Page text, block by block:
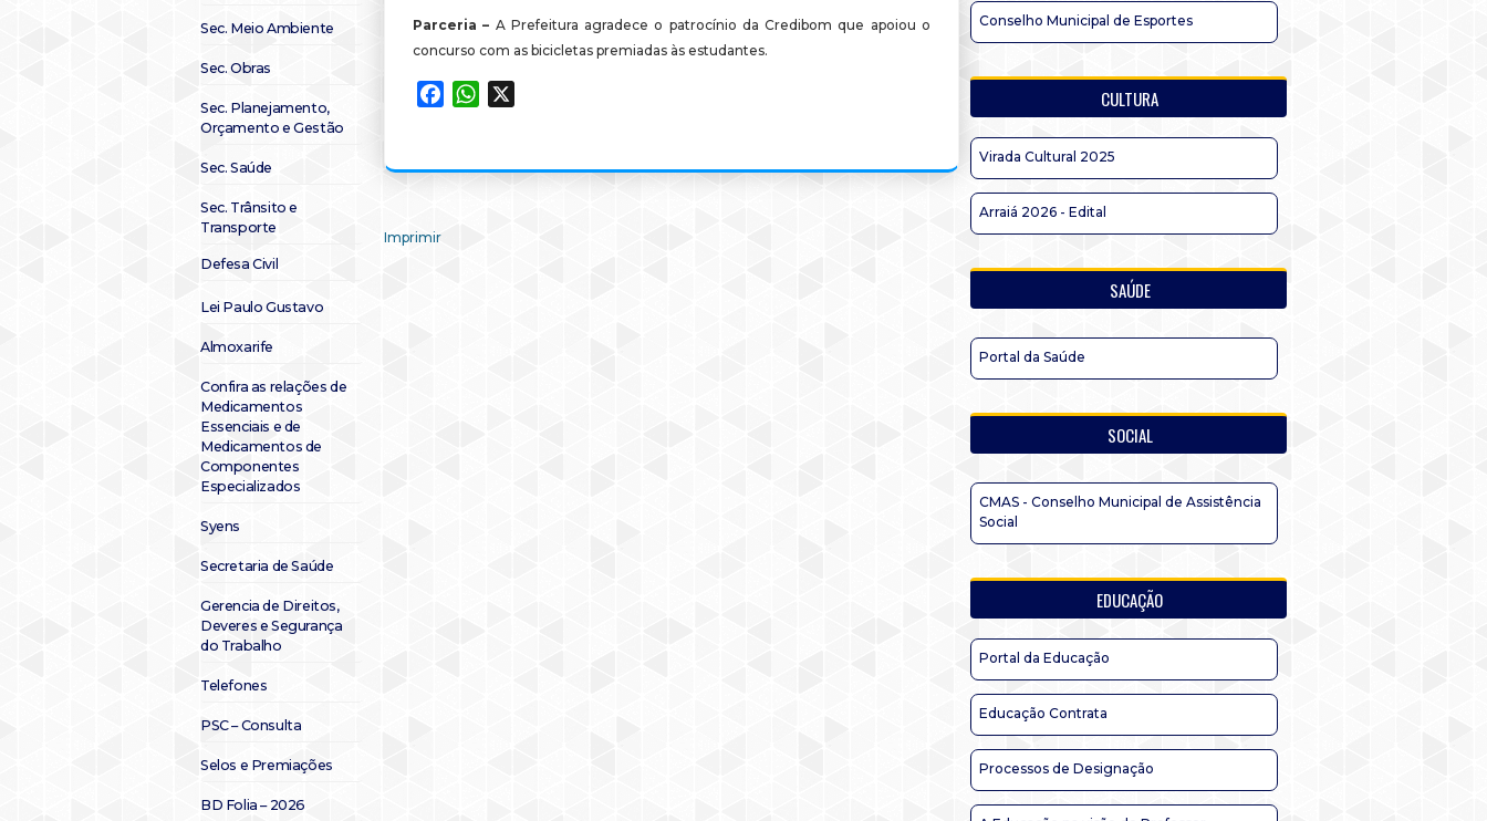
Sec. Meio Ambiente
Sec. Obras
Sec. Planejamento,
Orçamento e Gestão
Sec. Saúde
Sec. Trânsito e
Transporte
Defesa Civil
Lei Paulo Gustavo
Almoxarife
Confira as relações de
Medicamentos
Essenciais e de
Medicamentos de
Componentes
Especializados
Syens
Secretaria de Saúde
Gerencia de Direitos,
Deveres e Segurança
do Trabalho
Telefones
PSC – Consulta
Selos e Premiações
BD Folia – 2026
Parceria – A Prefeitura agradece o patrocínio da Credibom que apoiou o
concurso com as bicicletas premiadas às estudantes.
FacebookWhatsApp
Imprimir
Conselho Municipal de Esportes
CULTURA
Virada Cultural 2025
Arraiá 2026 - Edital
SAÚDE
Portal da Saúde
SOCIAL
CMAS - Conselho Municipal de Assistência
Social
EDUCAÇÃO
Portal da Educação
Educação Contrata
Processos de Designação